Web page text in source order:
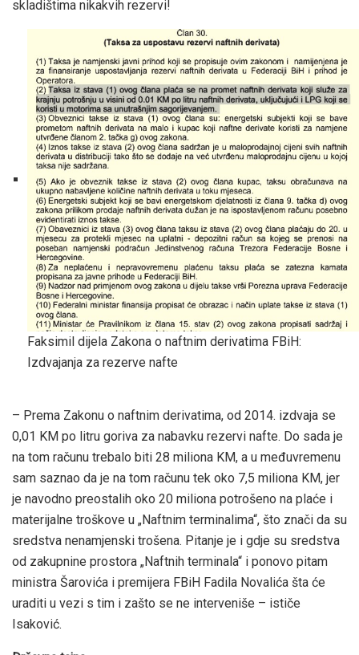
skladištima nikakvih rezervi!
Faksimil dijela Zakona o naftnim derivatima FBiH:
Izdvajanja za rezerve nafte
– Prema Zakonu o naftnim derivatima, od 2014. izdvaja se
0,01 KM po litru goriva za nabavku rezervi nafte. Do sada je
na tom računu trebalo biti 28 miliona KM, a u međuvremenu
sam saznao da je na tom računu tek oko 7,5 miliona KM, jer
je navodno preostalih oko 20 miliona potrošeno na plaće i
materijalne troškove u „Naftnim terminalima“, što znači da su
sredstva nenamjenski trošena. Pitanje je i gdje su sredstva
od zakupnine prostora „Naftnih terminala“ i ponovo pitam
ministra Šarovića i premijera FBiH Fadila Novalića šta će
uraditi u vezi s tim i zašto se ne interveniše – ističe
Isaković.